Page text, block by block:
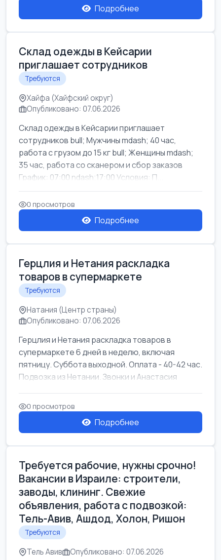
Подробнее
Склад одежды в Кейсарии
приглашает сотрудников
Требуются
Хайфа (Хайфский округ)
Опубликовано: 07.06.2026
Склад одежды в Кейсарии приглашает
сотрудников bull; Мужчины mdash; 40 час,
работа с грузом до 15 кг bull; Женщины mdash;
35 час, работа со сканером и сбор заказов
График: 07:00 ndash;17:00 Условия: П...
0 просмотров
Подробнее
Герцлия и Нетания раскладка
товаров в супермаркете
Требуются
Натания (Центр страны)
Опубликовано: 07.06.2026
Герцлия и Нетания раскладка товаров в
супермаркете 6 дней в неделю, включая
пятницу. Суббота выходной. Оплата - 40-42 час.
Подвозка из Нетании. Звонки и Анастасия
0 просмотров
Подробнее
Требуется рабочие, нужны срочно!
Вакансии в Израиле: строители,
заводы, клининг. Свежие
объявления, работа с подвозкой:
Тель-Авив, Ашдод, Холон, Ришон
Требуются
Тель Авив Опубликовано: 07.06.2026